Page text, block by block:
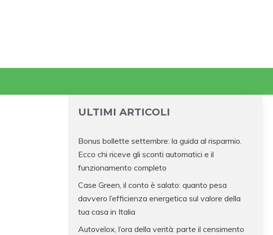
ULTIMI ARTICOLI
Bonus bollette settembre: la guida al risparmio.
Ecco chi riceve gli sconti automatici e il
funzionamento completo
Case Green, il conto è salato: quanto pesa
davvero l’efficienza energetica sul valore della
tua casa in Italia
Autovelox, l’ora della verità: parte il censimento